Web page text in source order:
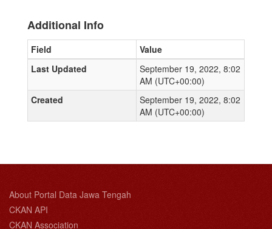
Additional Info
Field
Value
Last Updated
September 19, 2022, 8:02
AM (UTC+00:00)
Created
September 19, 2022, 8:02
AM (UTC+00:00)
About Portal Data Jawa Tengah
CKAN API
CKAN Association